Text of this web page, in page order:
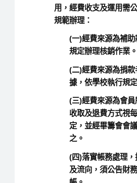
用，經費收支及運用需
規範辦理：
(一)經費來源為補
規定辦理核銷作業。
(二)經費來源為捐
據，依學校執行規
(三)經費來源為會
收取及退費方式視
定，並經畢籌會會
之。
(四)落實帳務處理
及流向，須公告財